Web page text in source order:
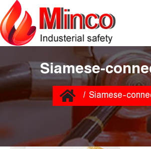
Siamese-
You are here: Home Siamese-